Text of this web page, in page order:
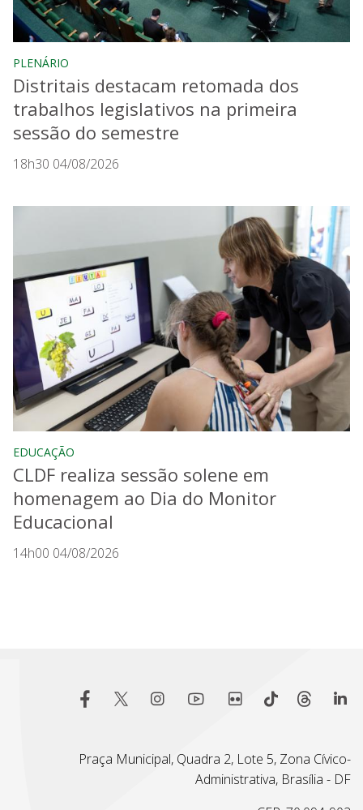
PLENÁRIO
Distritais destacam retomada dos
trabalhos legislativos na primeira
sessão do semestre
18h30 04/08/2026
EDUCAÇÃO
CLDF realiza sessão solene em
homenagem ao Dia do Monitor
Educacional
14h00 04/08/2026
Praça Municipal, Quadra 2, Lote 5, Zona Cívico-
Administrativa, Brasília - DF